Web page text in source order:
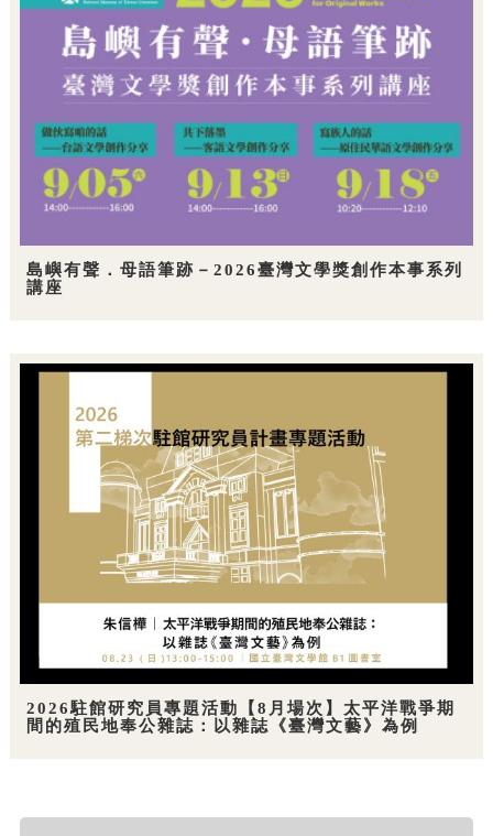
島嶼有聲．母語筆跡－2026臺灣文學獎創作本事系列
講座
2026駐館研究員專題活動【8月場次】太平洋戰爭期
間的殖民地奉公雜誌：以雜誌《臺灣文藝》為例